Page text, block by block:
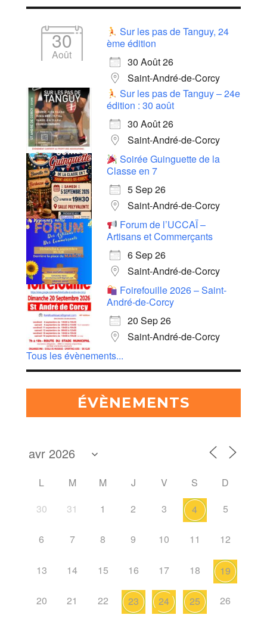
30
Août
Sur les pas de Tanguy, 24
ème édition
30 Août 26
Saint-André-de-Corcy
Sur les pas de Tanguy – 24e
édition : 30 août
30 Août 26
Saint-André-de-Corcy
Soirée Guinguette de la
Classe en 7
5 Sep 26
Saint-André-de-Corcy
Forum de l’UCCAÏ –
Artisans et Commerçants
6 Sep 26
Saint-André-de-Corcy
Foirefouille 2026 – Saint-
André-de-Corcy
20 Sep 26
Saint-André-de-Corcy
Tous les évènements...
ÉVÈNEMENTS
L M M J V S
D
30
31 1 2 3 4 5
6 7 8 9 10 11 12
13 14 15 16 17 18 19
20 21 22 23 24 25 26